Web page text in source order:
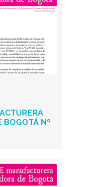
BOGOTÁ Nº